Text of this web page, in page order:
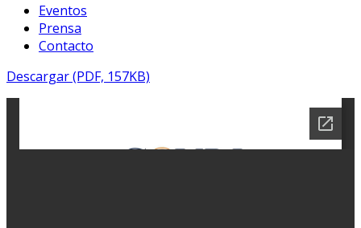
Eventos
Prensa
Contacto
Descargar (PDF, 157KB)